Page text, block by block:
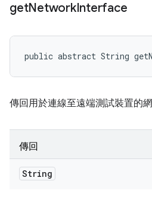
getNetworkInterface
public abstract String
傳回用於連線至遠端測試裝置的網
傳回
String